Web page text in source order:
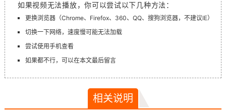
如果视频无法播放，你可以尝试以下几种方法：
更换浏览器（Chrome、Firefox、360、QQ、搜狗浏览器，不建议IE）
切换一下网络，速度慢可能无法加载
尝试使用手机查看
如果都不行，可以在本文最后留言
相关说明